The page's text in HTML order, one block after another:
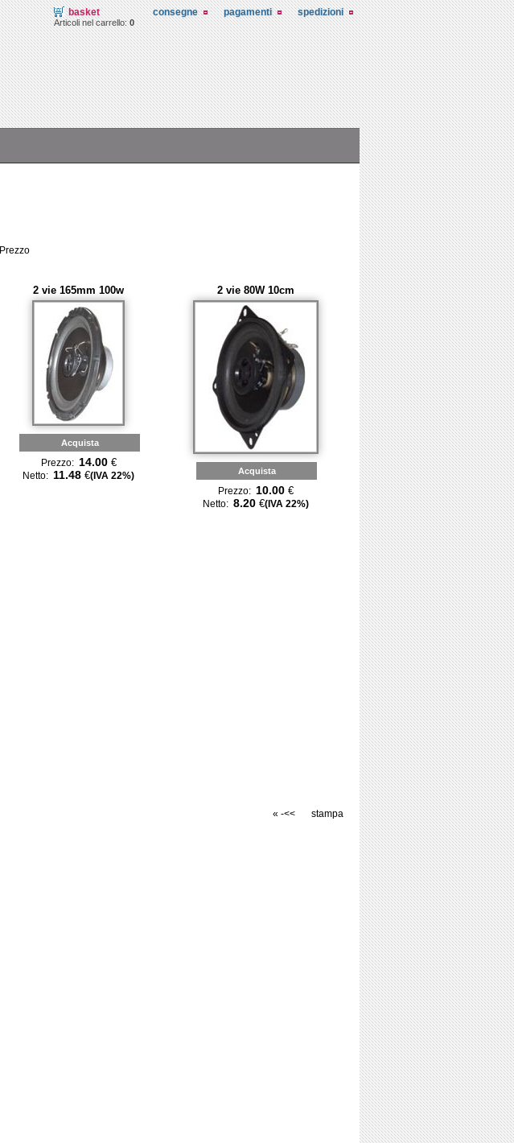
basket
Articoli nel carrello:0
consegne pagamenti spedizioni
Prezzo
2 vie 165mm 100w
Acquista
Prezzo: 14.00 €
Netto: 11.48 €(IVA 22%)
2 vie 80W 10cm
Acquista
Prezzo: 10.00 €
Netto: 8.20 €(IVA 22%)
stampa
« -<<